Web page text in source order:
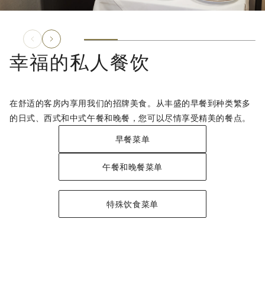
幸福的私人餐饮
在舒适的客房内享用我们的招牌美食。从丰盛的早餐到种类繁多
的日式、西式和中式午餐和晚餐，您可以尽情享受精美的餐点。
早餐菜单
午餐和晚餐菜单
特殊饮食菜单